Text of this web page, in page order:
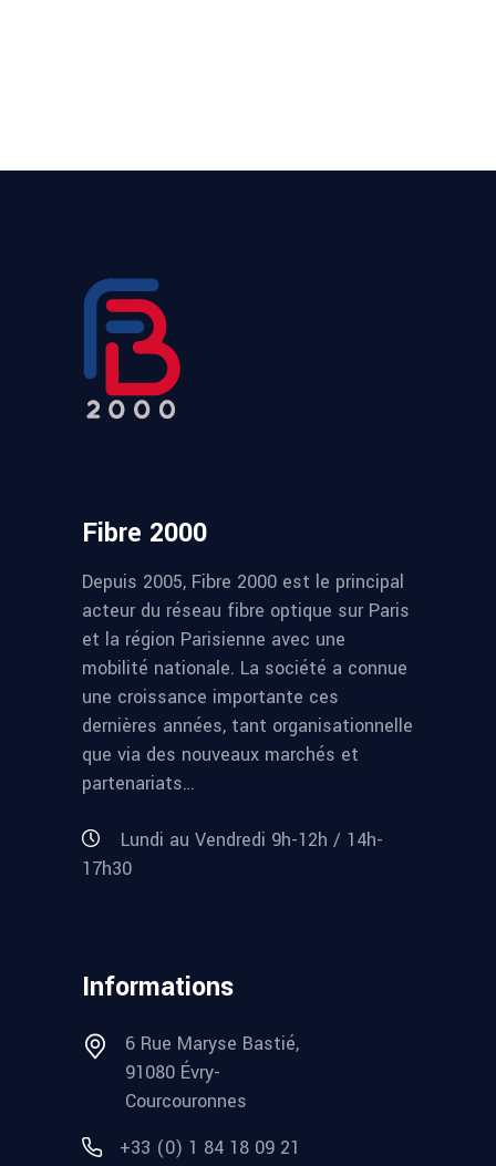
Fibre 2000
Depuis 2005, Fibre 2000 est le principal
acteur du réseau fibre optique sur Paris
et la région Parisienne avec une
mobilité nationale. La société a connue
une croissance importante ces
dernières années, tant organisationnelle
que via des nouveaux marchés et
partenariats…
Lundi au Vendredi 9h-12h / 14h-
17h30
Informations
6 Rue Maryse Bastié,
91080 Évry-
Courcouronnes
+33 (0) 1 84 18 09 21